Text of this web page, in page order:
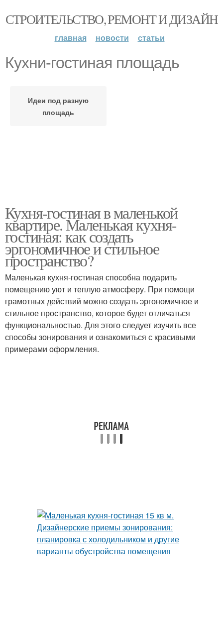
СТРОИТЕЛЬСТВО, РЕМОНТ И ДИЗАЙН
главная новости статьи
Кухни-гостиная площадь
Идеи под разную
площадь
Кухня-гостиная в маленькой
квартире. Маленькая кухня-
гостиная: как создать
эргономичное и стильное
пространство?
Маленькая кухня-гостиная способна подарить
помещению уют и теплую атмосферу. При помощи
грамотных действий можно создать эргономичное и
стильное пространство, которое будет отличаться
функциональностью. Для этого следует изучить все
способы зонирования и ознакомиться с красивыми
примерами оформления.